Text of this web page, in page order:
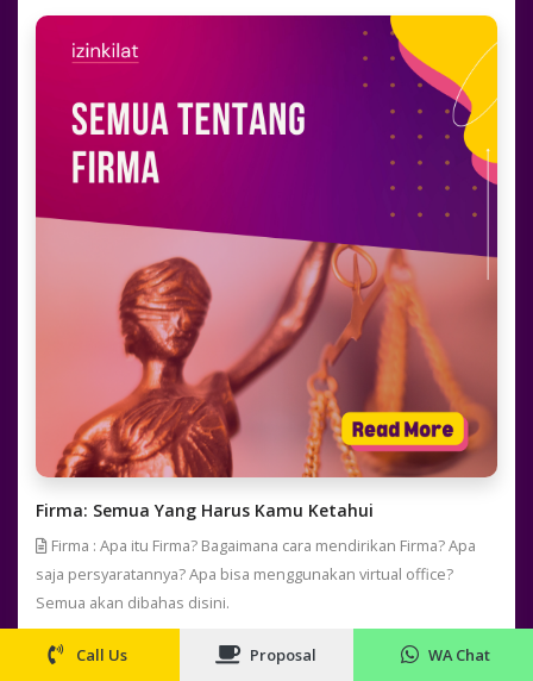
Firma: Semua Yang Harus Kamu Ketahui
Firma : Apa itu Firma? Bagaimana cara mendirikan Firma? Apa
saja persyaratannya? Apa bisa menggunakan virtual office?
Semua akan dibahas disini.
Call Us Proposal WA Chat